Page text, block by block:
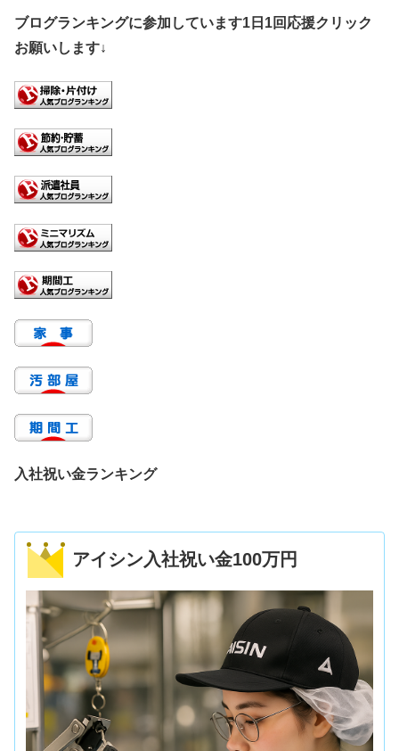
ブログランキングに参加しています1日1回応援クリック
お願いします↓
入社祝い金ランキング
アイシン入社祝い金100万円